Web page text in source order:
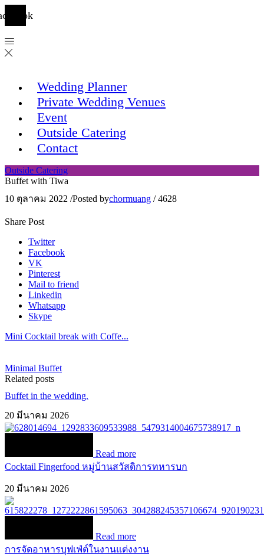
Wedding Planner
Private Wedding Venues
Event
Outside Catering
Contact
Outside Catering
Buffet with Tiwa
10 ตุลาคม 2022 /Posted bychormuang / 4628
Share Post
Twitter
Facebook
VK
Pinterest
Mail to friend
Linkedin
Whatsapp
Skype
Mini Cocktail break with Coffe...
Minimal Buffet
Related posts
Buffet in the wedding.
20 มีนาคม 2026
Read more
Cocktail Fingerfood หมู่บ้านสวัสดิการทหารบก
20 มีนาคม 2026
Read more
การจัดอาหารบุฟเฟ่ต์ในงานแต่งงาน